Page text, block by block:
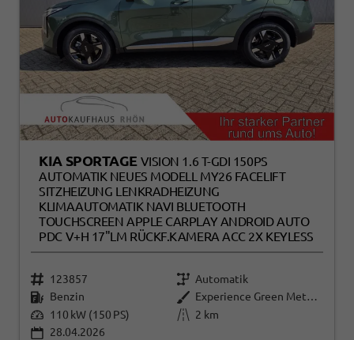
KIA SPORTAGE VISION 1.6 T-GDI 150PS
AUTOMATIK NEUES MODELL MY26 FACELIFT
SITZHEIZUNG LENKRADHEIZUNG
KLIMAAUTOMATIK NAVI BLUETOOTH
TOUCHSCREEN APPLE CARPLAY ANDROID AUTO
PDC V+H 17"LM RÜCKF.KAMERA ACC 2X KEYLESS
123857
Automatik
Benzin
Experience Green Metallic
110 kW (150 PS)
2 km
28.04.2026